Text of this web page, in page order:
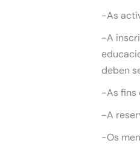
-As
-A
deben
-As fins
-A
-Os